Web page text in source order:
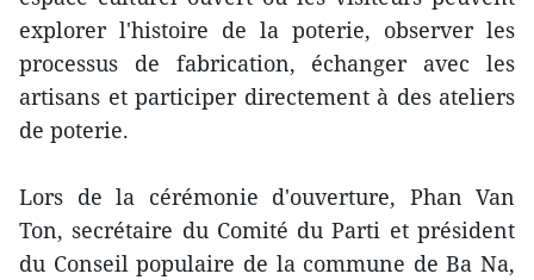
explorer l'histoire de la poterie, observer les
processus de fabrication, échanger avec les
artisans et participer directement à des ateliers
de poterie.
Lors de la cérémonie d'ouverture, Phan Van
Ton, secrétaire du Comité du Parti et président
du Conseil populaire de la commune de Ba Na,